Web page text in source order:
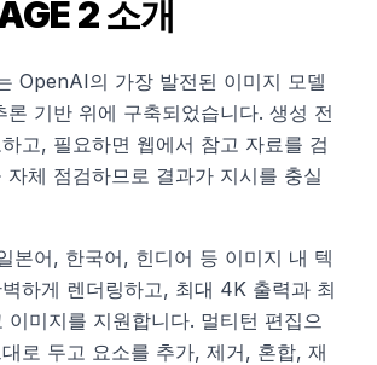
2 소개
OpenAI의 가장 발전된 이미지 모델
기반 위에 구축되었습니다. 생성 전
고, 필요하면 웹에서 참고 자료를 검
자체 점검하므로 결과가 지시를 충실
본어, 한국어, 힌디어 등 이미지 내 텍
하게 렌더링하고, 최대 4K 출력과 최
이미지를 지원합니다. 멀티턴 편집으
로 두고 요소를 추가, 제거, 혼합, 재